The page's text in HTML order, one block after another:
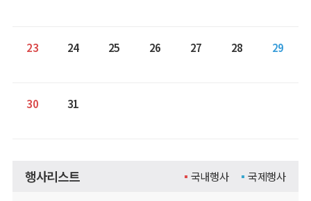
23 24 25 26 27 28 29
30 31
행사리스트 국내행사 국제행사